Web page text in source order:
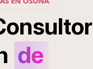
de